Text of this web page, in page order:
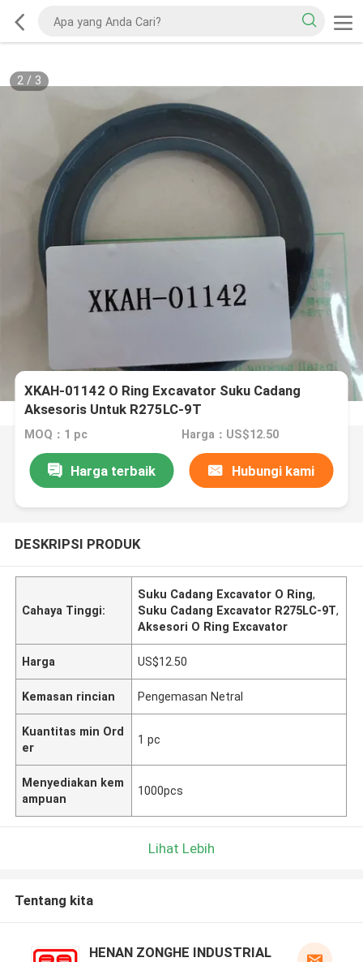
2/ 3
XKAH-01142 O Ring Excavator Suku Cadang
Aksesoris Untuk R275LC-9T
MOQ：1 pc Harga：US$12.50
Harga terbaik Hubungi kami
DESKRIPSI PRODUK
Cahaya Tinggi:
Suku Cadang Excavator O Ring,
Suku Cadang Excavator R275LC-9T,
Aksesori O Ring Excavator
Harga US$12.50
Kemasan rincian Pengemasan Netral
Kuantitas min Ord
er
1 pc
Menyediakan kem
ampuan
1000pcs
Lihat Lebih
Tentang kita
HENAN ZONGHE INDUSTRIAL